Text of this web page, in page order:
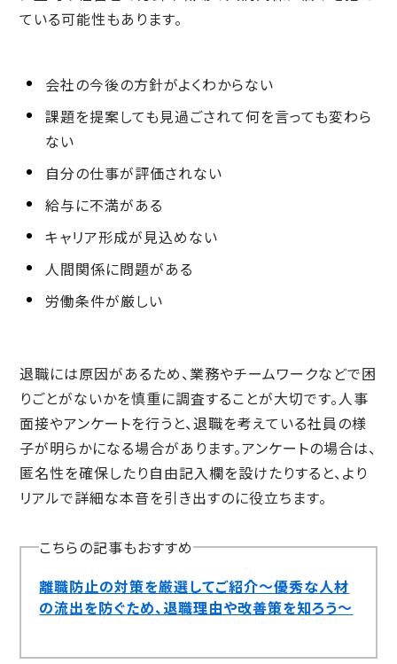
ている可能性もあります。
会社の今後の方針がよくわからない
課題を提案しても見過ごされて何を言っても変わら
ない
自分の仕事が評価されない
給与に不満がある
キャリア形成が見込めない
人間関係に問題がある
労働条件が厳しい
退職には原因があるため、業務やチームワークなどで困
りごとがないかを慎重に調査することが大切です。人事
面接やアンケートを行うと、退職を考えている社員の様
子が明らかになる場合があります。アンケートの場合は、
匿名性を確保したり自由記入欄を設けたりすると、より
リアルで詳細な本音を引き出すのに役立ちます。
こちらの記事もおすすめ
離職防止の対策を厳選してご紹介～優秀な人材
の流出を防ぐため、退職理由や改善策を知ろう～